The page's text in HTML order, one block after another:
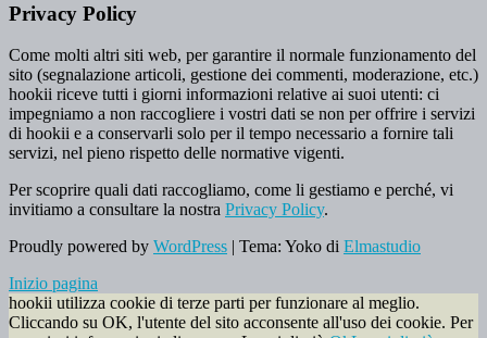
Privacy Policy
Come molti altri siti web, per garantire il normale funzionamento del
sito (segnalazione articoli, gestione dei commenti, moderazione, etc.)
hookii riceve tutti i giorni informazioni relative ai suoi utenti: ci
impegniamo a non raccogliere i vostri dati se non per offrire i servizi
di hookii e a conservarli solo per il tempo necessario a fornire tali
servizi, nel pieno rispetto delle normative vigenti.
Per scoprire quali dati raccogliamo, come li gestiamo e perché, vi
invitiamo a consultare la nostra Privacy Policy.
Proudly powered by WordPress | Tema: Yoko di Elmastudio
Inizio pagina
hookii utilizza cookie di terze parti per funzionare al meglio.
Cliccando su OK, l'utente del sito acconsente all'uso dei cookie. Per